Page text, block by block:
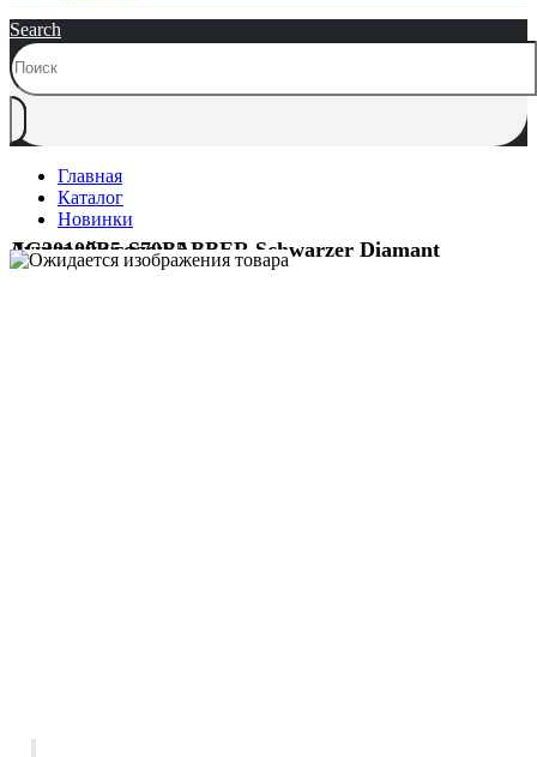
Search
Главная
Каталог
Новинки
Душевой уголок ABBER Schwarzer Diamant AG30100B5-S70B5